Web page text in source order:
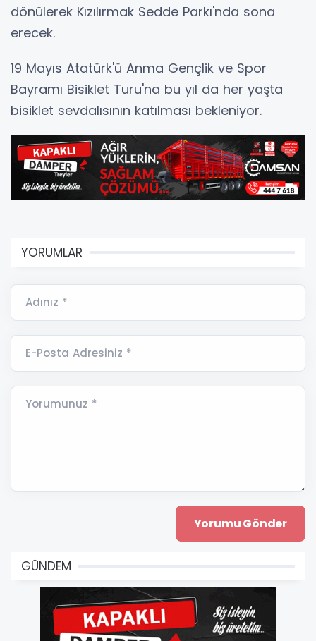
dönülerek Kızılırmak Sedde Parkı'nda sona
erecek.
19 Mayıs Atatürk'ü Anma Gençlik ve Spor
Bayramı Bisiklet Turu'na bu yıl da her yaşta
bisiklet sevdalısının katılması bekleniyor.
YORUMLAR
Adınız *
E-Posta Adresiniz *
Yorumunuz *
GÜNDEM